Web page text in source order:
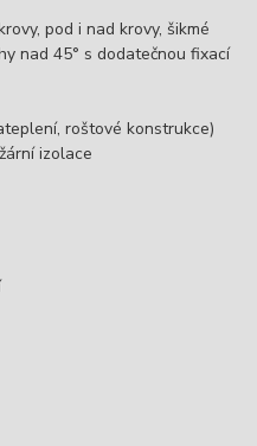
pod i nad krovy, šikmé
nad 45° s dodatečnou fixací
roštové konstrukce)
izolace